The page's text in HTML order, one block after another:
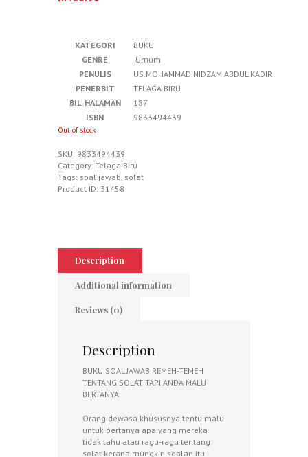
KATEGORI
BUKU
GENRE
Umum
PENULIS
US.MOHAMMAD NIDZAM ABDUL KADIR
PENERBIT
TELAGA BIRU
BIL. HALAMAN
187
ISBN
9833494439
Out of stock
SKU: 9833494439
Category: Telaga Biru
Tags: soal jawab solat
Product ID: 31458
Description
Additional information
Reviews (0)
Description
BUKU SOAL JAWAB REMEH-TEMEH
TENTANG SOLAT TAPI ANDA MALU
BERTANYA
Orang dewasa khususnya tentu malu
untuk bertanya apa yang mereka
tidak tahu atau ragu-ragu tentang
solat kerana mungkin soalan itu